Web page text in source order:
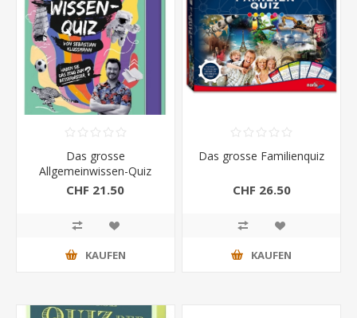
Das grosse
Allgemeinwissen-Quiz
(Moses)
CHF 21.50
KAUFEN
Das grosse Familienquiz
CHF 26.50
KAUFEN